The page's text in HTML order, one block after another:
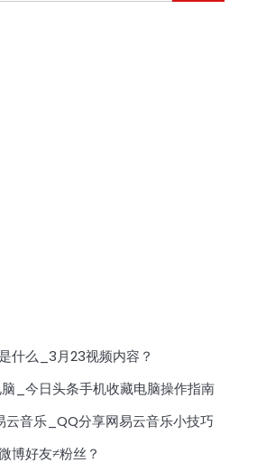
什么_3月23视频内容？
_今日头条手机收藏电脑操作指南
音乐_QQ分享网易云音乐小技巧
博好友≠粉丝？